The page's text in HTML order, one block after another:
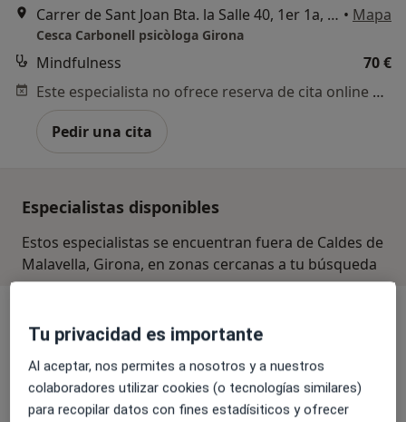
Carrer de Sant Joan Bta. la Salle 40, 1er 1a, Girona • Mapa
Cesca Carbonell psicòloga Girona
Mindfulness
70 €
Este especialista no ofrece reserva de cita online en esta dirección.
Pedir una cita
Especialistas disponibles
Estos especialistas se encuentran fuera de Caldes de
Malavella, Girona, en zonas cercanas a tu búsqueda
Tu privacidad es importante
Al aceptar, nos permites a nosotros y a nuestros
colaboradores utilizar cookies (o tecnologías similares)
para recopilar datos con fines estadísiticos y ofrecer